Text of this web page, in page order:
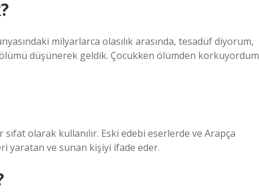
milyarlarca olasılık arasında, tesadüf diyorum,
düşünerek geldik. Çocukken ölümden korkuyordum
olarak kullanılır. Eski edebi eserlerde ve Arapça
yaratan ve sunan kişiyi ifade eder.